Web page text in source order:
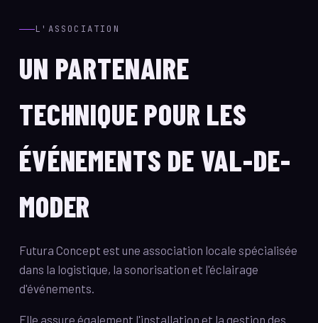
L'ASSOCIATION
UN PARTENAIRE
TECHNIQUE POUR LES
ÉVÉNEMENTS DE VAL-DE-
MODER
Futura Concept est une association locale spécialisée
dans la logistique, la sonorisation et l'éclairage
d'événements.
Elle assure également l'installation et la gestion des